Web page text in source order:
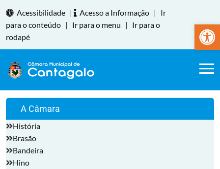
Abrir
Acessibilidade | Acesso a Informação |
Ir
para o conteúdo | Ir para o menu |
Ir para o
rodapé
A Câmara
História
Brasão
Bandeira
Hino